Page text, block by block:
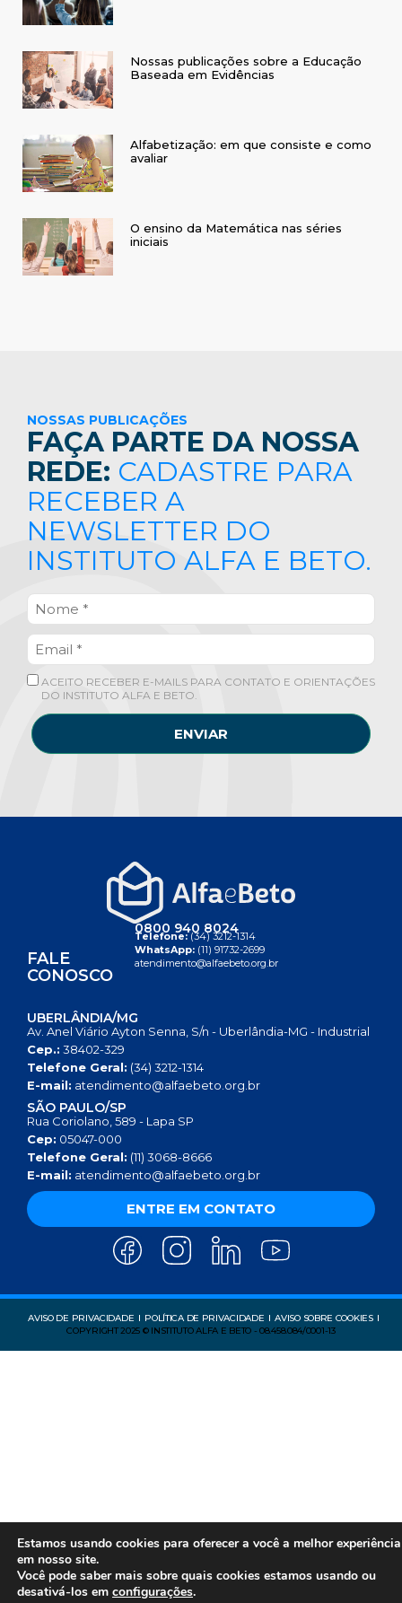
Nossas publicações sobre a Educação
Baseada em Evidências
Alfabetização: em que consiste e como
avaliar
O ensino da Matemática nas séries
iniciais
NOSSAS PUBLICAÇÕES
FAÇA PARTE DA NOSSA
REDE: CADASTRE PARA
RECEBER A
NEWSLETTER DO
INSTITUTO ALFA E BETO.
ACEITO RECEBER E-MAILS PARA CONTATO E ORIENTAÇÕES
DO INSTITUTO ALFA E BETO.
ENVIAR
FALE
CONOSCO
0800 940 8024
Telefone:(34) 3212-1314
WhatsApp: (11) 91732-2699
atendimento@alfaebeto.org.br
UBERLÂNDIA/MG
Av. Anel Viário Ayton Senna, S/n - Uberlândia-MG - Industrial
Cep.: 38402-329
Telefone Geral: (34) 3212-1314
E-mail: atendimento@alfaebeto.org.br
SÃO PAULO/SP
Rua Coriolano, 589 - Lapa SP
Cep: 05047-000
Telefone Geral: (11) 3068-8666
E-mail: atendimento@alfaebeto.org.br
ENTRE EM CONTATO
AVISO DE PRIVACIDADE POLÍTICA DE PRIVACIDADE
AVISO SOBRE COOKIES
COPYRIGHT 2025 © INSTITUTO ALFA E BETO - 08.458.084/0001-13
Estamos usando cookies para oferecer a você a melhor experiência
em nosso site.
Você pode saber mais sobre quais cookies estamos usando ou
desativá-los em configurações.